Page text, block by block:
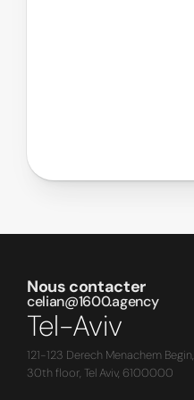
Nous contacter
celian@1600.agency
Tel-Aviv
121-123 Derech Menachem Begin,
30th floor, Tel Aviv, 6100000